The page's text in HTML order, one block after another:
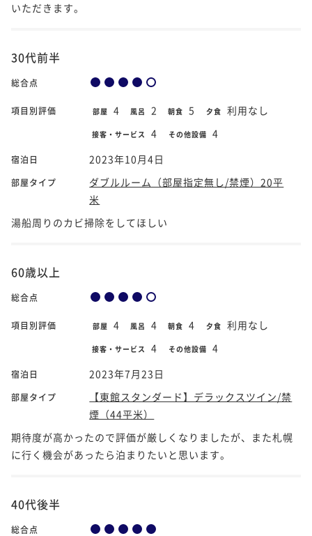
いただきます。
30代前半
総合点
項目別評価 部屋 4 風呂 2 朝食 5 夕食 利用なし
接客・サービス 4 その他設備 4
宿泊日 2023年10月4日
部屋タイプ
ダブルルーム（部屋指定無し/禁煙）20平
米
湯船周りのカビ掃除をしてほしい
60歳以上
総合点
項目別評価 部屋 4 風呂 4 朝食 4 夕食 利用なし
接客・サービス 4 その他設備 4
宿泊日 2023年7月23日
部屋タイプ
【東館スタンダード】デラックスツイン/禁
煙（44平米）
期待度が高かったので評価が厳しくなりましたが、また札幌
に行く機会があったら泊まりたいと思います。
40代後半
総合点